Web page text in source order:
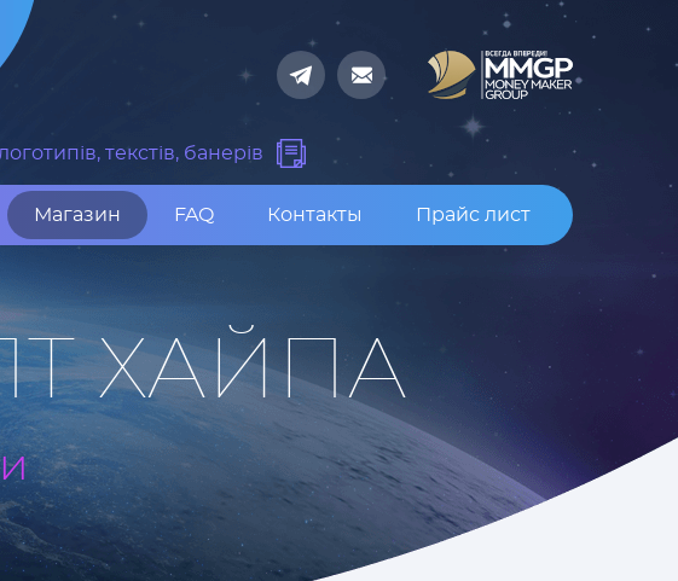
текстів, банерів
Магазин FAQ Контакты Прайс лист
ХАЙПА